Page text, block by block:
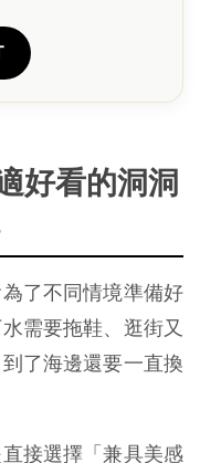
好看的洞洞
了不同情境準備好
需要拖鞋、逛街又
了海邊還要一直換
接選擇「兼具美感